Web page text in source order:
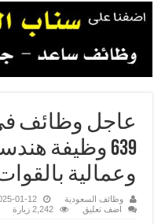
عاجل وظائف في
639 وظيفة
وعمالية
وظائف السعودية 01-12
اضف تعليق
2,242 زيارة